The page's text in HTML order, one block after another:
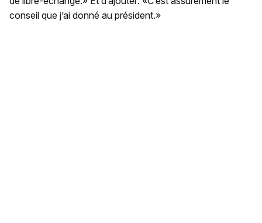
conseil que j’ai donné au président.»